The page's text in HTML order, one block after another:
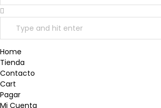
Home
Tienda
Contacto
Cart
Pagar
Mi Cuenta